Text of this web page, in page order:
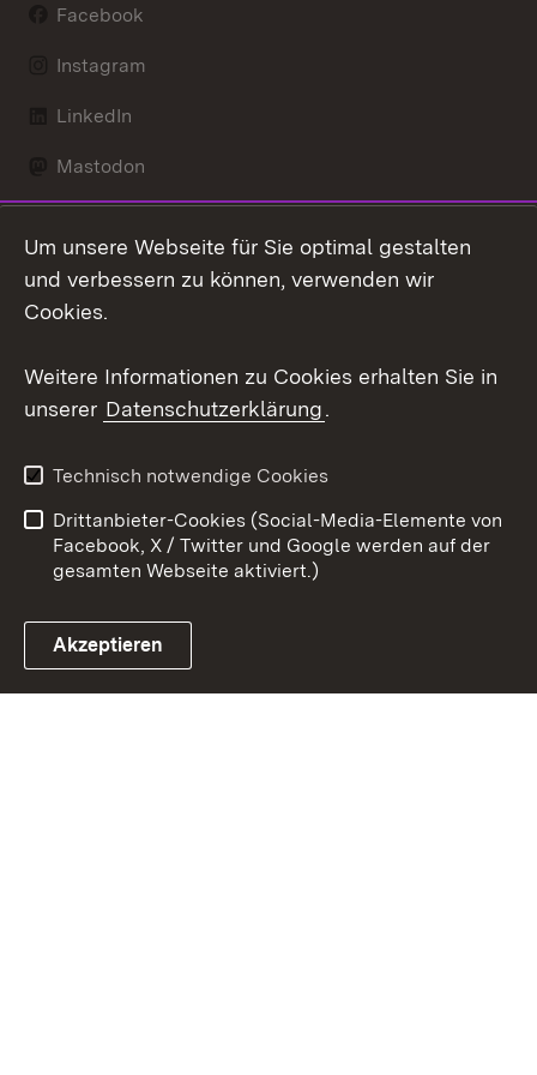
Facebook
Instagram
LinkedIn
Mastodon
X / Twitter
Youtube
Link zum Landesportal
Kontakt
Datenschutz
Barrierefreiheit
Impressum Cookies
Um unsere Webseite für Sie optimal gestalten
und verbessern zu können, verwenden wir
Cookies.
Weitere Informationen zu Cookies erhalten Sie in
unserer Datenschutzerklärung.
Technisch notwendige Cookies
Drittanbieter-Cookies (Social-Media-Elemente von
Facebook, X / Twitter und Google werden auf der
gesamten Webseite aktiviert.)
Akzeptieren